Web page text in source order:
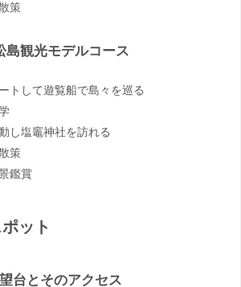
策
島観光モデルコース
トして遊覧船で島々を巡る
し塩竈神社を訪れる
策
鑑賞
ット
台とそのアクセス